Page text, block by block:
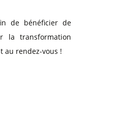
de bénéficier de
la transformation
au rendez-vous !